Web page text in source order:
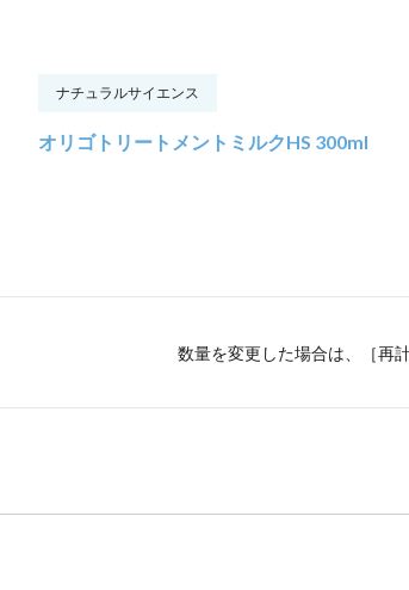
ナチュラルサイエンス
オリゴトリートメントミルクHS 300ml
数量を変更した場合は、［再